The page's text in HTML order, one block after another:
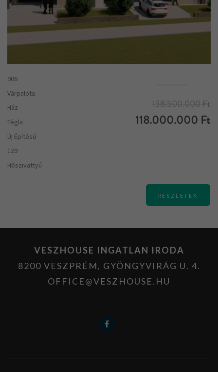
906
Várpalota
Ház
Tégla
Új Építésű
129
Hőszivattyú
138.500.000 Ft
118.000.000 Ft
RÉSZLETEK
VESZHOUSE INGATLAN IRODA
8200 VESZPRÉM, GYÖNGYVIRÁG U. 4.
OFFICE@VESZHOUSE.HU